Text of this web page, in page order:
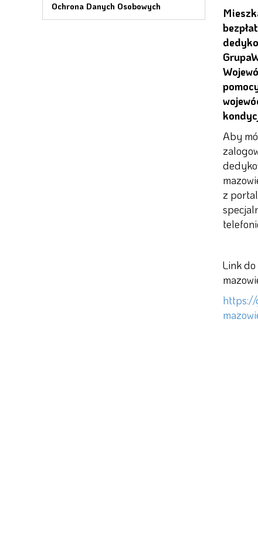
Ochrona Danych Osobowych
Aby
z
Link